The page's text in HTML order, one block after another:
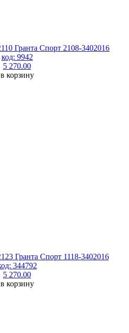
Гранта Спорт 2108-3402016
код: 9942
5 270.00
в корзину
Гранта Спорт 1118-3402016
344792
5 270.00
в корзину